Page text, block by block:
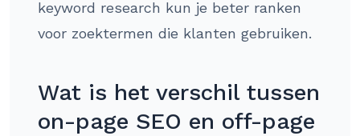
keyword research kun je beter ranken
voor zoektermen die klanten gebruiken.
Wat is het verschil tussen
on-page SEO en off-page